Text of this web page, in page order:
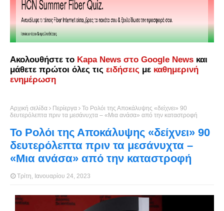
Ακολουθήστε το Kapa News στο Google News και
μάθετε πρώτοι όλες τις ειδήσεις με καθημερινή
ενημέρωση
Αρχική σελίδα Περίεργα
Το Ρολόι της Αποκάλυψης «δείχνει» 90
δευτερόλεπτα πριν τα μεσάνυχτα – «Μια ανάσα» από την καταστροφή
Το Ρολόι της Αποκάλυψης «δείχνει» 90
δευτερόλεπτα πριν τα μεσάνυχτα –
«Μια ανάσα» από την καταστροφή
Τρίτη, Ιανουαρίου 24, 2023